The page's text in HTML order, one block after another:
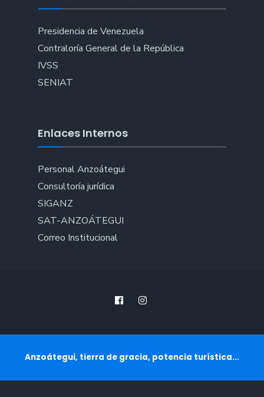
Presidencia de Venezuela
Contraloría General de la República
IVSS
SENIAT
Enlaces Internos
Personal Anzoátegui
Consultoría jurídica
SIGANZ
SAT-ANZOÁTEGUI
Correo Institucional
Anzoátegui, tierra de gracia, potencia turística...